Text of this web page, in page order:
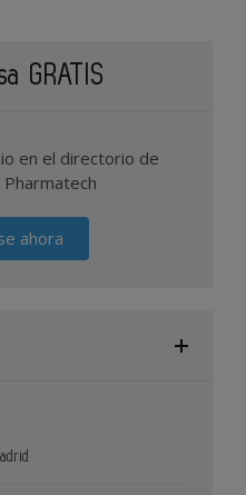
GRATIS
en el directorio de
ahora